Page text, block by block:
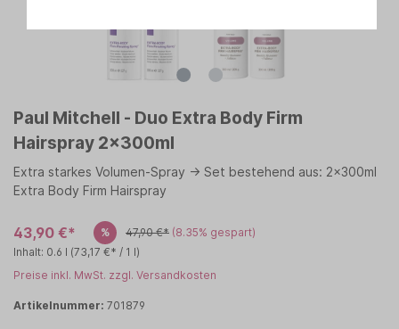
Paul Mitchell - Duo Extra Body Firm
Hairspray 2x300ml
Extra starkes Volumen-Spray -> Set bestehend aus: 2x300ml
Extra Body Firm Hairspray
43,90 €* % 47,90 €* (8.35% gespart)
Inhalt: 0.6 l (73,17 €* / 1 l)
Preise inkl. MwSt. zzgl. Versandkosten
Artikelnummer: 701879